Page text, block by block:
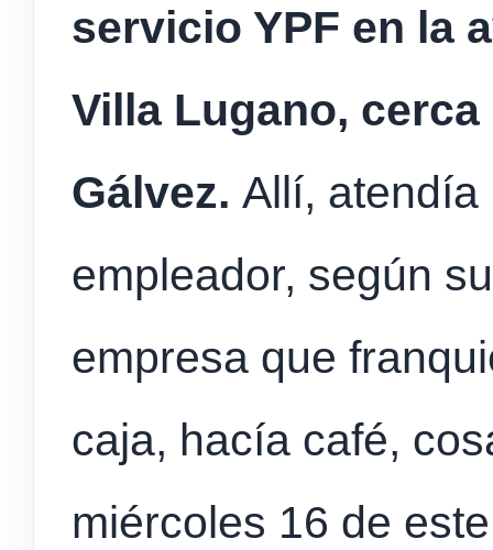
servicio YPF en la
Villa Lugano,
Gálvez. Allí, atendía
empleador, según
empresa que
caja, hacía café,
miércoles 16 de